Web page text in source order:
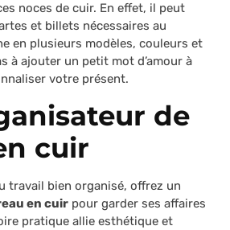
noces de cuir. En effet, il peut
et billets nécessaires au
en plusieurs modèles, couleurs et
à ajouter un petit mot d’amour à
votre présent.
de
cuir
travail bien organisé, offrez un
en cuir pour garder ses affaires
pratique allie esthétique et